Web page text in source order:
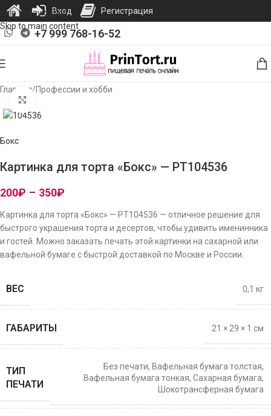
Skip to navigation
Skip to main content
+7 999 768-16-52
Главная/Профессии и хобби
Бокс
Картинка для торта «Бокс» — PT104536
200₽ – 350₽
Картинка для торта «Бокс» — PT104536 — отличное решение для
быстрого украшения торта и десертов, чтобы удивить именинника
и гостей. Можно заказать печать этой картинки на сахарной или
вафельной бумаге с быстрой доставкой по Москве и России.
ВЕС 0,1 кг
ГАБАРИТЫ 21 × 29 × 1 см
ТИП
ПЕЧАТИ
Без печати, Вафельная бумага толстая,
Вафельная бумага тонкая, Сахарная бумага,
Шокотрансферная бумага
Вход Регистрация